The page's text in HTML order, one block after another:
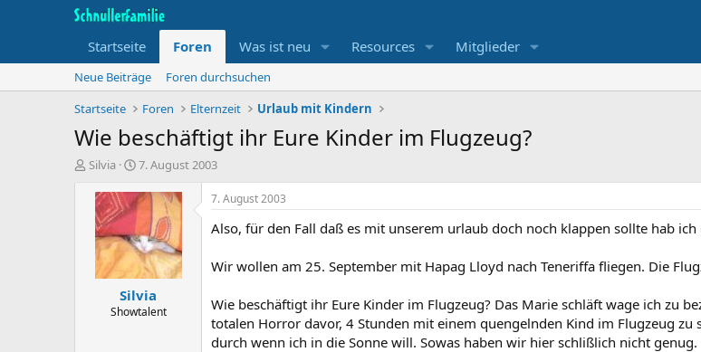
Startseite Foren Was ist neu Resources Mitglieder
Neue Beiträge
Foren durchsuchen
Startseite
Foren Elternzeit Urlaub mit Kindern
Wie beschäftigt ihr Eure Kinder im Flugzeug?
T
m
Silvia
B
g
i
n
n
d
a
t
u
7. August 2003
Silvia
Showtalent
7. August 2003
Also, für den Fall daß es mit unserem urlaub doch noch klappen sollte hab ich
Wir wollen am 25. September mit Hapag Lloyd nach Teneriffa fliegen. Die
Wie beschäftigt ihr Eure Kinder im Flugzeug? Das Marie schläft wage ich zu
totalen Horror davor, 4 Stunden mit einem quengelnden Kind im Flugzeug
durch wenn ich in die Sonne will. Sowas haben wir hier schlißlich nicht genug.